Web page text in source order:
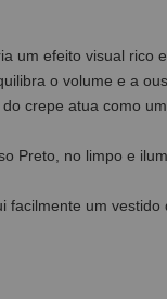
um efeito visual rico e
o volume e a
crepe atua como
Preto, no limpo e
facilmente um